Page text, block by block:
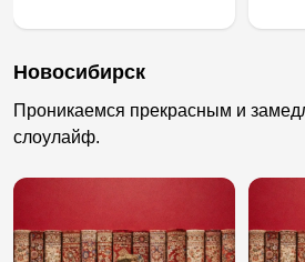
Новосибирск
Проникаемся прекрасным и
слоулайф.